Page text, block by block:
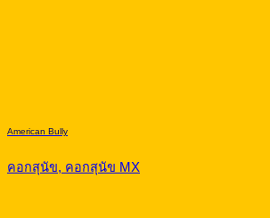
American Bully
คอกสุนัข, คอกสุนัข MX